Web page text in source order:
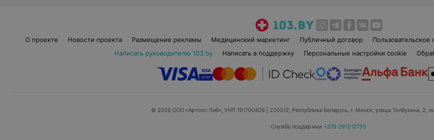
О проекте Новости проекта Размещение рекламы Медицинский маркетинг Публичный договор Пользовательское
Написать руководителю 103.by
Написать в поддержку Персональные настройки cookie
© 2026 ООО «Артокс Лаб», УНП 191700409 | 220012, Республика Беларусь, г. Минск, улица Толбухина, 2,
Служба поддержки +375 291212755